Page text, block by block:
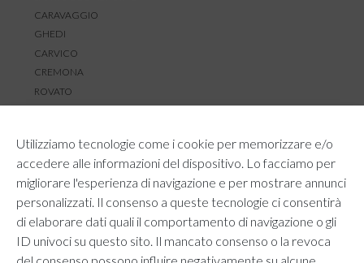
Utilizziamo tecnologie come i cookie per memorizzare e/o
accedere alle informazioni del dispositivo. Lo facciamo per
migliorare l'esperienza di navigazione e per mostrare annunci
personalizzati. Il consenso a queste tecnologie ci consentirà
di elaborare dati quali il comportamento di navigazione o gli
ID univoci su questo sito. Il mancato consenso o la revoca
CARAVAGGIO
GHEDI
CARVICO
CREMONA
ROVATO
RESI E RIMBORSI
REGOLAMENTO LOYALTY
CONTATTACI